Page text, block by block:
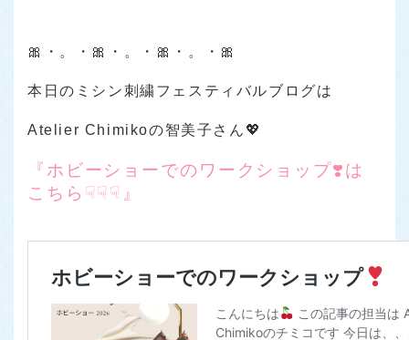
🎀・。・🎀・。・🎀・。・🎀
本日のミシン刺繍フェスティバルブログは
Atelier Chimikoの智美子さん💖
『ホビーショーでのワークショップ❣️は
こちら☟☟☟』